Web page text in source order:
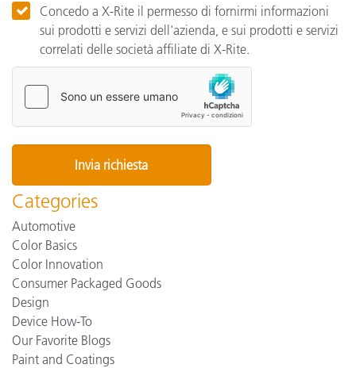
Concedo a X-Rite il permesso di fornirmi informazioni
sui prodotti e servizi dell'azienda, e sui prodotti e servizi
correlati delle società affiliate di X-Rite.
Categories
Automotive
Color Basics
Color Innovation
Consumer Packaged Goods
Design
Device How-To
Our Favorite Blogs
Paint and Coatings